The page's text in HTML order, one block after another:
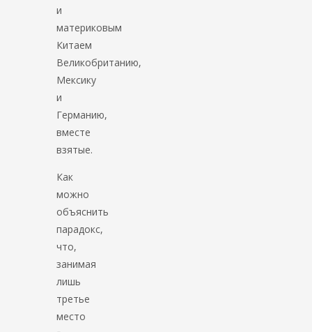
и
материковым
Китаем
Великобританию,
Мексику
и
Германию,
вместе
взятые.
Как
можно
объяснить
парадокс,
что,
занимая
лишь
третье
место